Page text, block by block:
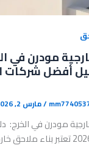
مودرن في
| دليل أفضل
/مارس 2, 2026
مودرن في الخرج:
للتصميم والتنفيذ 2026 ​تعتبر